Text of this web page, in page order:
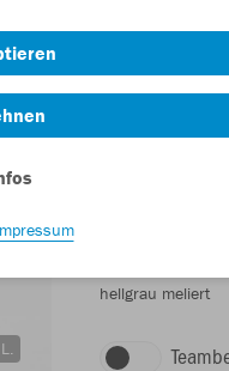
Lust auf 30%
hellgrau meliert